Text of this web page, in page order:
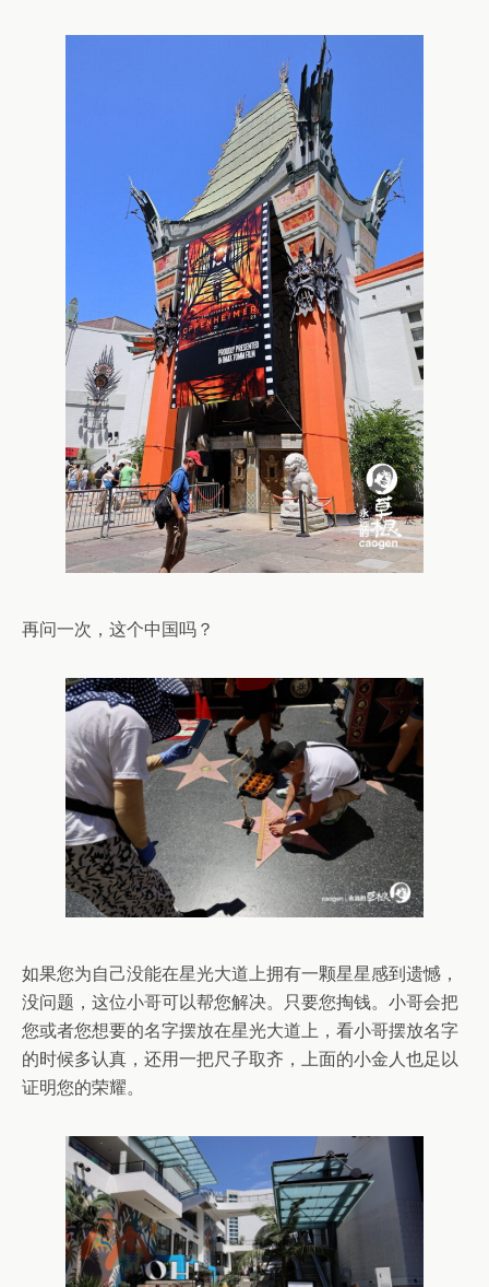
再问一次，这个中国吗？
如果您为自己没能在星光大道上拥有一颗星星感到遗憾，
没问题，这位小哥可以帮您解决。只要您掏钱。小哥会把
您或者您想要的名字摆放在星光大道上，看小哥摆放名字
的时候多认真，还用一把尺子取齐，上面的小金人也足以
证明您的荣耀。